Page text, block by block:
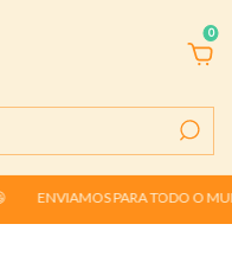
0
ENVIAMOS PARA TODO O